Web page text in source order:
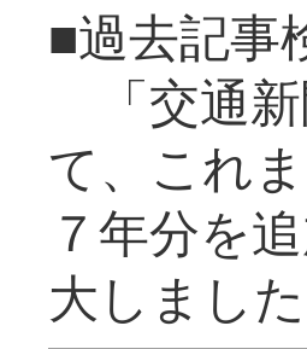
■過去記
「交通
て、これ
７年分を
大し